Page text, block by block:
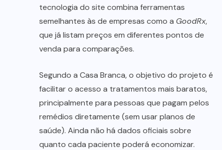
tecnologia do site combina ferramentas
semelhantes às de empresas como a GoodRx,
que já listam preços em diferentes pontos de
venda para comparações.
Segundo a Casa Branca, o objetivo do projeto é
facilitar o acesso a tratamentos mais baratos,
principalmente para pessoas que pagam pelos
remédios diretamente (sem usar planos de
saúde). Ainda não há dados oficiais sobre
quanto cada paciente poderá economizar.